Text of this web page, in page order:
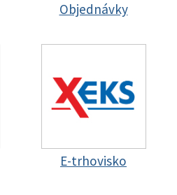
Objednávky
E-trhovisko